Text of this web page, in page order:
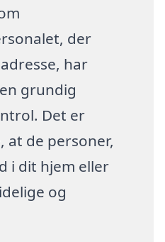
der
har
grundig
Det er
at de personer,
i dit hjem eller
og